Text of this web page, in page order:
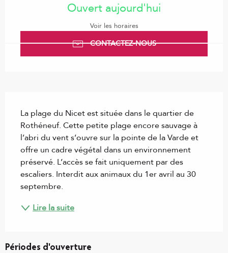
Ouvert aujourd'hui
Voir les horaires
CONTACTEZ-NOUS
La plage du Nicet est située dans le quartier de
Rothéneuf. Cette petite plage encore sauvage à
l’abri du vent s’ouvre sur la pointe de la Varde et
offre un cadre végétal dans un environnement
préservé. L’accès se fait uniquement par des
escaliers. Interdit aux animaux du 1er avril au 30
septembre.
Lire la suite
Périodes d'ouverture